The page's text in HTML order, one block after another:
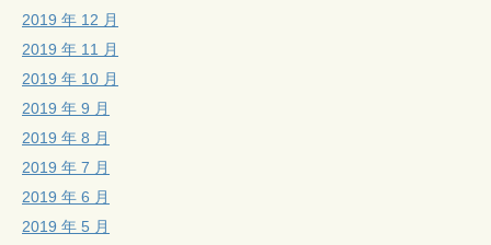
2019 年 12 月
2019 年 11 月
2019 年 10 月
2019 年 9 月
2019 年 8 月
2019 年 7 月
2019 年 6 月
2019 年 5 月